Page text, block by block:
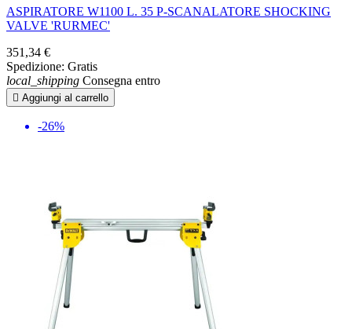
ASPIRATORE W1100 L. 35 P-SCANALATORE SHOCKING
VALVE 'RURMEC'
351,34 €
Spedizione: Gratis
local_shipping Consegna entro
 Aggiungi al carrello
-26%